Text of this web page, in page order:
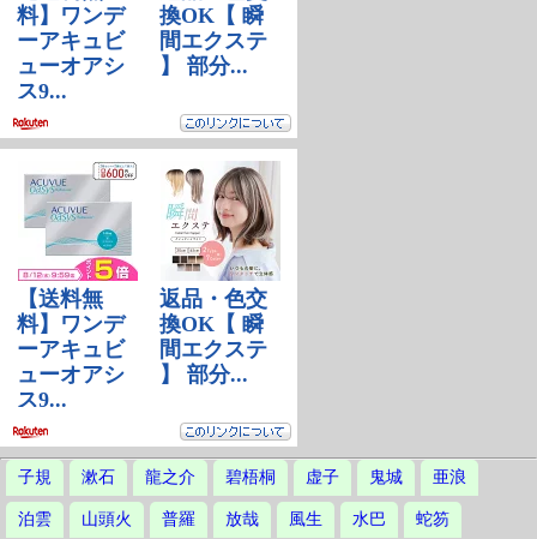
子規 漱石 龍之介 碧梧桐 虚子 鬼城 亜浪
泊雲 山頭火 普羅 放哉 風生 水巴 蛇笏